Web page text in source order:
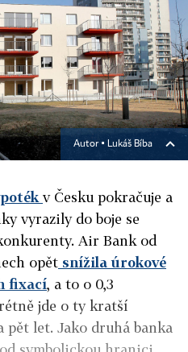
Autor ▪ Lukáš Bíba
v Česku pokračuje a
vyrazily do boje se
Air Bank od
opět snížila úrokové
fixací, a to o 0,3
jde o ty kratší
pět let. Jako druhá banka